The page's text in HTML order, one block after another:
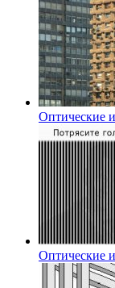
Оптические
Оптические